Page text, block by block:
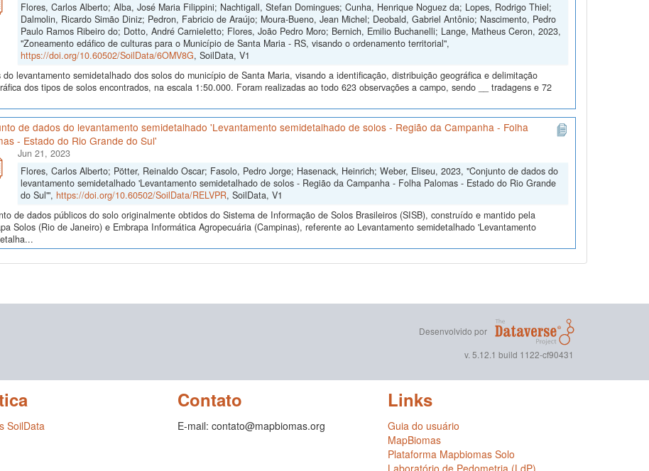
Flores, Carlos Alberto; Alba, José Maria Filippini; Nachtigall, Stefan Domingues; Cunha, Henrique Noguez da; Lopes, Rodrigo Thiel;
Dalmolin, Ricardo Simão Diniz; Pedron, Fabricio de Araújo; Moura-Bueno, Jean Michel; Deobald, Gabriel Antônio; Nascimento, Pedro
Paulo Ramos Ribeiro do; Dotto, André Carnieletto; Flores, João Pedro Moro; Bernich, Emilio Buchanelli; Lange, Matheus Ceron, 2023,
"Zoneamento edáfico de culturas para o Município de Santa Maria - RS, visando o ordenamento territorial",
https://doi.org/10.60502/SoilData/6OMV8G, SoilData, V1
do levantamento semidetalhado dos solos do município de Santa Maria, visando a identificação, distribuição geográfica e delimitação
dos tipos de solos encontrados, na escala 1:50.000. Foram realizadas ao todo 623 observações a campo, sendo __ tradagens e 72
de dados do levantamento semidetalhado 'Levantamento semidetalhado de solos - Região da Campanha - Folha
- Estado do Rio Grande do Sul'
Jun 21, 2023
Flores, Carlos Alberto; Pötter, Reinaldo Oscar; Fasolo, Pedro Jorge; Hasenack, Heinrich; Weber, Eliseu, 2023, "Conjunto de dados do
levantamento semidetalhado 'Levantamento semidetalhado de solos - Região da Campanha - Folha Palomas - Estado do Rio Grande
do Sul'", https://doi.org/10.60502/SoilData/RELVPR, SoilData, V1
de dados públicos do solo originalmente obtidos do Sistema de Informação de Solos Brasileiros (SISB), construído e mantido pela
Solos (Rio de Janeiro) e Embrapa Informática Agropecuária (Campinas), referente ao Levantamento semidetalhado 'Levantamento
Desenvolvido por
v. 5.12.1 build 1122-cf90431
SoilData
Contato
E-mail: contato@mapbiomas.org
Links
Guia do usuário
MapBiomas
Plataforma Mapbiomas Solo